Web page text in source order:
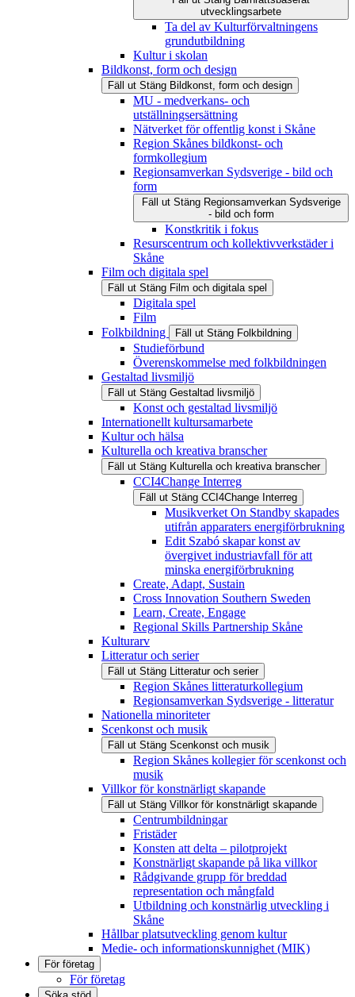
utvecklingsarbete
Ta del av Kulturförvaltningens
grundutbildning
Kultur i skolan
Bildkonst, form och design
Fäll ut Stäng Bildkonst, form och design
MU - medverkans- och
utställningsersättning
Nätverket för offentlig konst i Skåne
Region Skånes bildkonst- och
formkollegium
Regionsamverkan Sydsverige - bild och
form
Fäll ut Stäng Regionsamverkan Sydsverige
- bild och form
Konstkritik i fokus
Resurscentrum och kollektivverkstäder i
Skåne
Film och digitala spel
Fäll ut Stäng Film och digitala spel
Digitala spel
Film
Folkbildning
Fäll ut Stäng Folkbildning
Studieförbund
Överenskommelse med folkbildningen
Gestaltad livsmiljö
Fäll ut Stäng Gestaltad livsmiljö
Konst och gestaltad livsmiljö
Internationellt kultursamarbete
Kultur och hälsa
Kulturella och kreativa branscher
Fäll ut Stäng Kulturella och kreativa branscher
CCI4Change Interreg
Fäll ut Stäng CCI4Change Interreg
Musikverket On Standby skapades
utifrån apparaters energiförbrukning
Edit Szabó skapar konst av
övergivet industriavfall för att
minska energiförbrukning
Create, Adapt, Sustain
Cross Innovation Southern Sweden
Learn, Create, Engage
Regional Skills Partnership Skåne
Kulturarv
Litteratur och serier
Fäll ut Stäng Litteratur och serier
Region Skånes litteraturkollegium
Regionsamverkan Sydsverige - litteratur
Nationella minoriteter
Scenkonst och musik
Fäll ut Stäng Scenkonst och musik
Region Skånes kollegier för scenkonst och
musik
Villkor för konstnärligt skapande
Fäll ut Stäng Villkor för konstnärligt skapande
Centrumbildningar
Fristäder
Konsten att delta – pilotprojekt
Konstnärligt skapande på lika villkor
Rådgivande grupp för breddad
representation och mångfald
Utbildning och konstnärlig utveckling i
Skåne
Hållbar platsutveckling genom kultur
Medie- och informationskunnighet (MIK)
För företag
För företag